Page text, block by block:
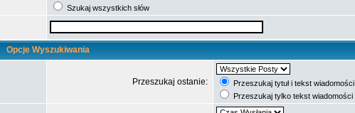
Szukaj wszystkich słów
Opcje Wyszukiwania
Przeszukaj ostanie:
Przeszukaj tytuł i tekst wiadomości
Przeszukaj tylko tekst wiadomości